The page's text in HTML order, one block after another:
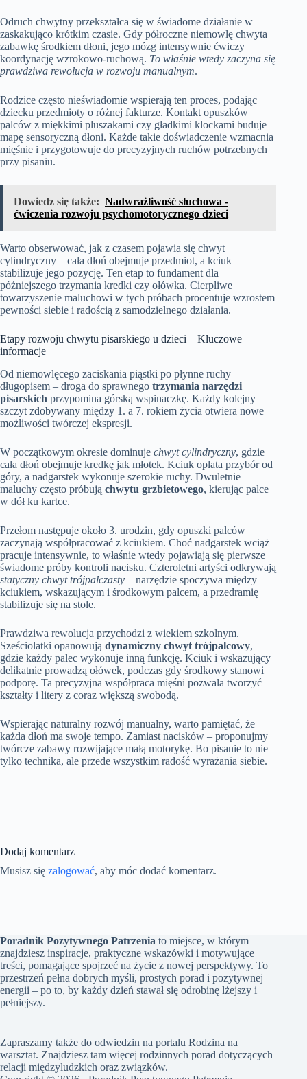
Odruch chwytny przekształca się w świadome działanie w
zaskakująco krótkim czasie. Gdy półroczne niemowlę chwyta
zabawkę środkiem dłoni, jego mózg intensywnie ćwiczy
koordynację wzrokowo-ruchową. To właśnie wtedy zaczyna się
prawdziwa rewolucja w rozwoju manualnym.
Rodzice często nieświadomie wspierają ten proces, podając
dziecku przedmioty o różnej fakturze. Kontakt opuszków
palców z miękkimi pluszakami czy gładkimi klockami buduje
mapę sensoryczną dłoni. Każde takie doświadczenie wzmacnia
mięśnie i przygotowuje do precyzyjnych ruchów potrzebnych
przy pisaniu.
Dowiedz się także: Nadwrażliwość słuchowa -
ćwiczenia rozwoju psychomotorycznego dzieci
Warto obserwować, jak z czasem pojawia się chwyt
cylindryczny – cała dłoń obejmuje przedmiot, a kciuk
stabilizuje jego pozycję. Ten etap to fundament dla
późniejszego trzymania kredki czy ołówka. Cierpliwe
towarzyszenie maluchowi w tych próbach procentuje wzrostem
pewności siebie i radością z samodzielnego działania.
Etapy rozwoju chwytu pisarskiego u dzieci – Kluczowe
informacje
Od niemowlęcego zaciskania piąstki po płynne ruchy
długopisem – droga do sprawnego trzymania narzędzi
pisarskich przypomina górską wspinaczkę. Każdy kolejny
szczyt zdobywany między 1. a 7. rokiem życia otwiera nowe
możliwości twórczej ekspresji.
W początkowym okresie dominuje chwyt cylindryczny, gdzie
cała dłoń obejmuje kredkę jak młotek. Kciuk oplata przybór od
góry, a nadgarstek wykonuje szerokie ruchy. Dwuletnie
maluchy często próbują chwytu grzbietowego, kierując palce
w dół ku kartce.
Przełom następuje około 3. urodzin, gdy opuszki palców
zaczynają współpracować z kciukiem. Choć nadgarstek wciąż
pracuje intensywnie, to właśnie wtedy pojawiają się pierwsze
świadome próby kontroli nacisku. Czteroletni artyści odkrywają
statyczny chwyt trójpalczasty – narzędzie spoczywa między
kciukiem, wskazującym i środkowym palcem, a przedramię
stabilizuje się na stole.
Prawdziwa rewolucja przychodzi z wiekiem szkolnym.
Sześciolatki opanowują dynamiczny chwyt trójpalcowy,
gdzie każdy palec wykonuje inną funkcję. Kciuk i wskazujący
delikatnie prowadzą ołówek, podczas gdy środkowy stanowi
podporę. Ta precyzyjna współpraca mięśni pozwala tworzyć
kształty i litery z coraz większą swobodą.
Wspierając naturalny rozwój manualny, warto pamiętać, że
każda dłoń ma swoje tempo. Zamiast nacisków – proponujmy
twórcze zabawy rozwijające małą motorykę. Bo pisanie to nie
tylko technika, ale przede wszystkim radość wyrażania siebie.
Dodaj komentarz
Musisz się zalogować, aby móc dodać komentarz.
Poradnik Pozytywnego Patrzenia to miejsce, w którym
znajdziesz inspiracje, praktyczne wskazówki i motywujące
treści, pomagające spojrzeć na życie z nowej perspektywy. To
przestrzeń pełna dobrych myśli, prostych porad i pozytywnej
energii – po to, by każdy dzień stawał się odrobinę lżejszy i
pełniejszy.
Zapraszamy także do odwiedzin na portalu Rodzina na
warsztat. Znajdziesz tam więcej rodzinnych porad dotyczących
relacji międzyludzkich oraz związków.